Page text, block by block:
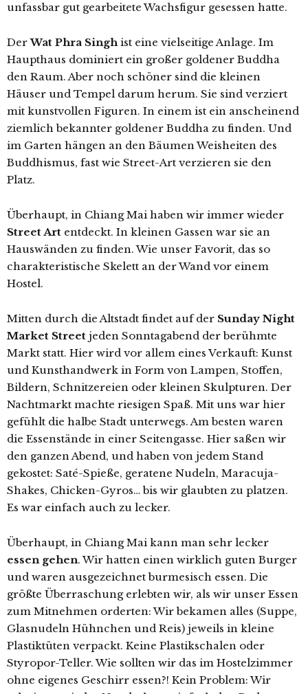
unfassbar gut gearbeitete Wachsfigur gesessen hatte.
DerWat Phra Singhist eine vielseitige Anlage. Im
Haupthaus dominiert ein großer goldener Buddha
den Raum. Aber noch schöner sind die kleinen
Häuser und Tempel darum herum. Sie sind verziert
mit kunstvollen Figuren. In einem ist ein anscheinend
ziemlich bekannter goldener Buddha zu finden. Und
im Garten hängen an den Bäumen Weisheiten des
Buddhismus, fast wie Street-Art verzieren sie den
Platz.
Überhaupt, in Chiang Mai haben wir immer wieder
Street Art entdeckt. In kleinen Gassen war sie an
Hauswänden zu finden. Wie unser Favorit, das so
charakteristische Skelett an der Wand vor einem
Hostel.
Mitten durch die Altstadt findet auf der Sunday Night
Market Street jeden Sonntagabend der berühmte
Markt statt. Hier wird vor allem eines Verkauft: Kunst
und Kunsthandwerk in Form von Lampen, Stoffen,
Bildern, Schnitzereien oder kleinen Skulpturen. Der
Nachtmarkt machte riesigen Spaß. Mit uns war hier
gefühlt die halbe Stadt unterwegs. Am besten waren
die Essenstände in einer Seitengasse. Hier saßen wir
den ganzen Abend, und haben von jedem Stand
gekostet: Saté-Spieße, geratene Nudeln, Maracuja-
Shakes, Chicken-Gyros… bis wir glaubten zu platzen.
Es war einfach auch zu lecker.
Überhaupt, in Chiang Mai kann man sehr lecker
essen gehen. Wir hatten einen wirklich guten Burger
und waren ausgezeichnet burmesisch essen. Die
größte Überraschung erlebten wir, als wir unser Essen
zum Mitnehmen orderten: Wir bekamen alles (Suppe,
Glasnudeln Hühnchen und Reis) jeweils in kleine
Plastiktüten verpackt. Keine Plastikschalen oder
Styropor-Teller. Wie sollten wir das im Hostelzimmer
ohne eigenes Geschirr essen?! Kein Problem: Wir